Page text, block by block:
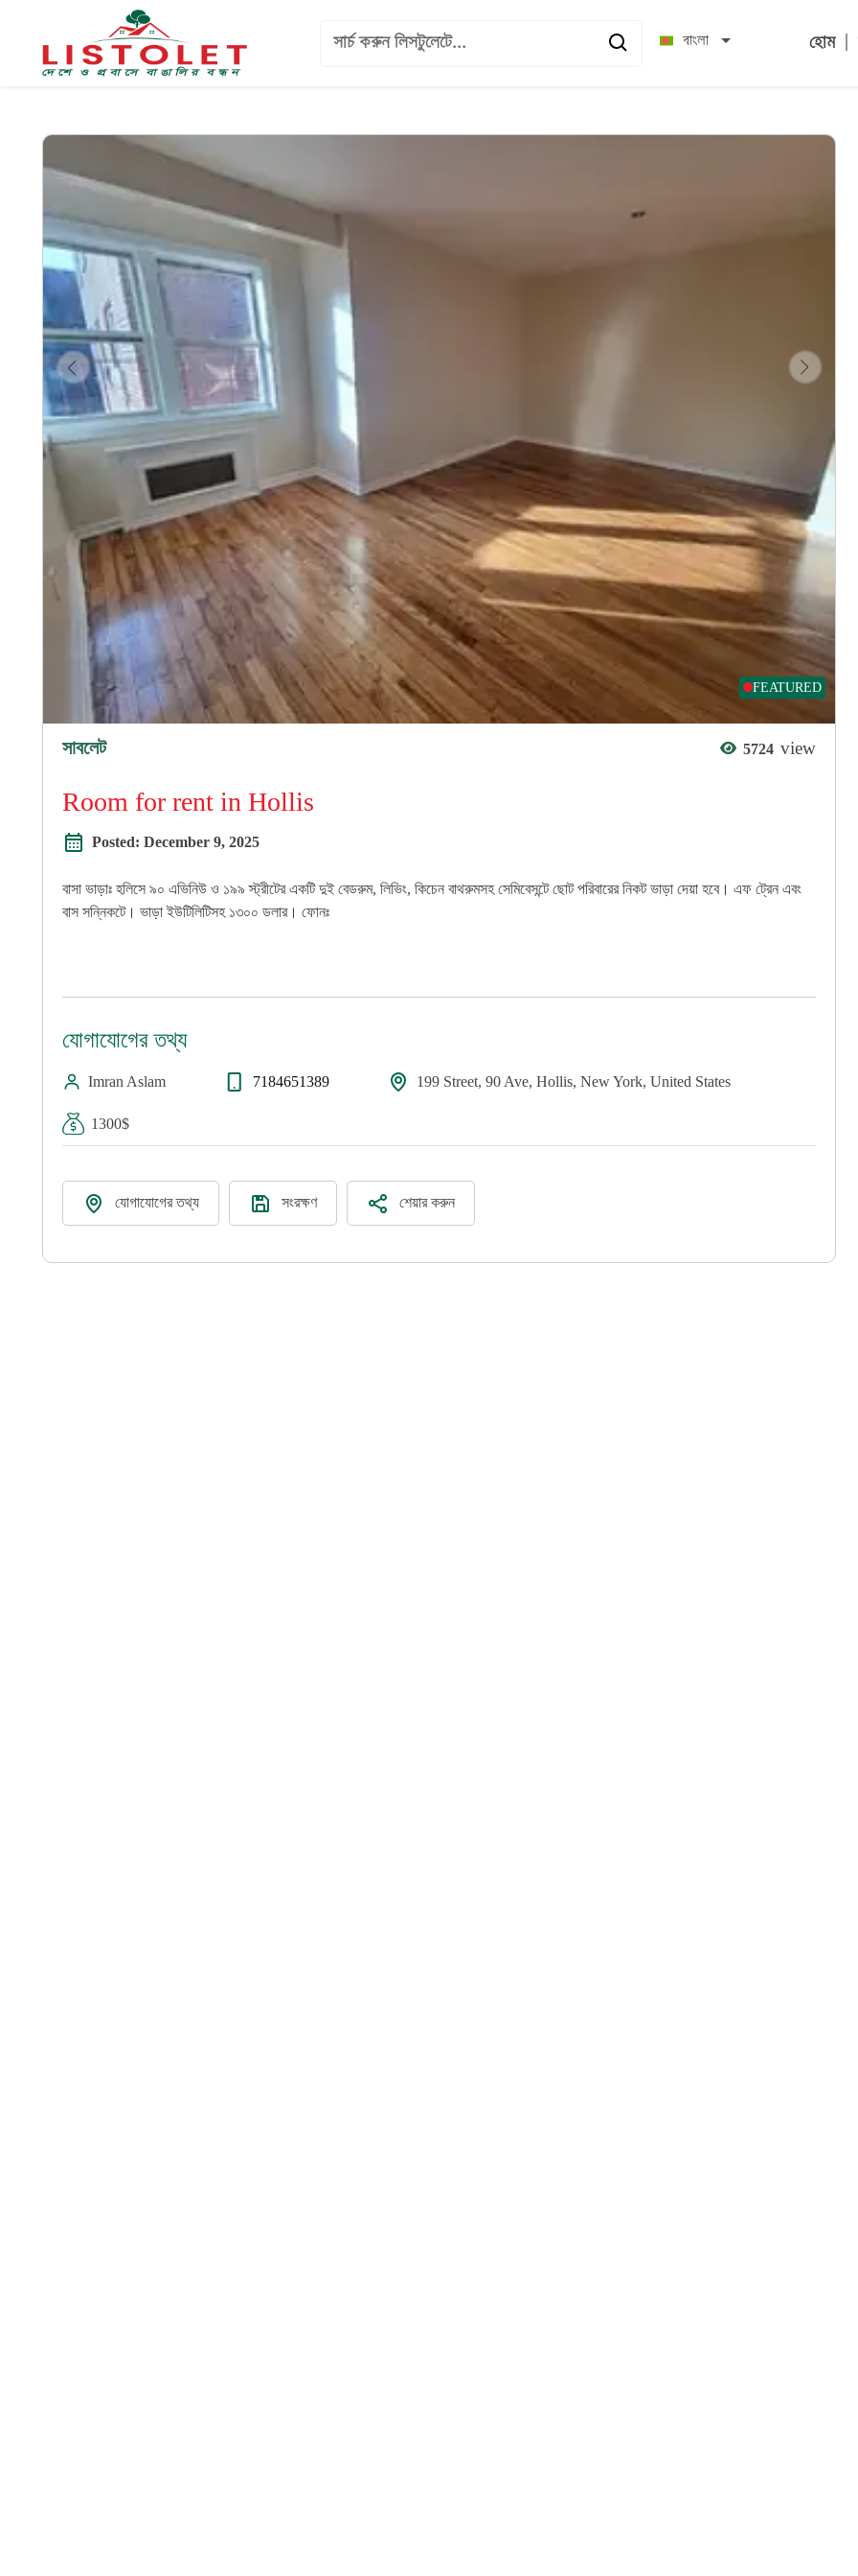
বাংলা হোম
FEATURED
সাবলেট 5724 view
Room for rent in Hollis
Posted: December 9, 2025
বাসা ভাড়াঃ হলিসে ৯০ এভিনিউ ও ১৯৯ স্ট্রীটের একটি দুই বেডরুম, লিভিং, কিচেন বাথরুমসহ সেমিবেসন্টে ছোট পরিবারের নিকট ভাড়া দেয়া হবে। এফ ট্রেন এবং
বাস সন্নিকটে। ভাড়া ইউটিলিটিসহ ১৩০০ ডলার। ফোনঃ
যোগাযোগের তথ্য
Imran Aslam 7184651389 199 Street, 90 Ave, Hollis, New York, United States
1300$
যোগাযোগের তথ্য সংরক্ষণ শেয়ার করুন